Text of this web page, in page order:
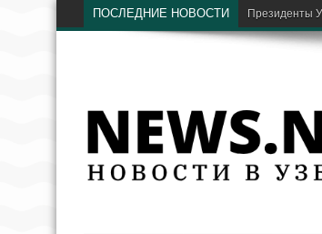
ПОСЛЕДНИЕ НОВОСТИ «Я